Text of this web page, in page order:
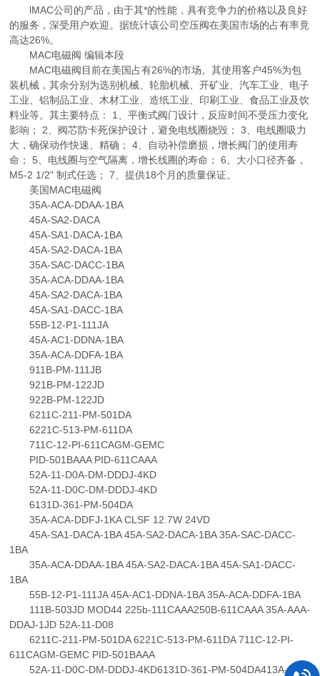
lMAC公司的产品，由于其*的性能，具有竞争力的价格以及良好
的服务，深受用户欢迎。据统计该公司空压阀在美国市场的占有率竟
高达26%。
MAC电磁阀 编辑本段
MAC电磁阀目前在美国占有26%的市场。其使用客户45%为包
装机械，其余分别为选别机械、轮胎机械、开矿业、汽车工业、电子
工业、铝制品工业、木材工业、造纸工业、印刷工业、食品工业及饮
料业等。其主要特点： 1、平衡式阀门设计，反应时间不受压力变化
影响； 2、阀芯防卡死保护设计，避免电线圈烧毁； 3、电线圈吸力
大，确保动作快速、精确； 4、自动补偿磨损，增长阀门的使用寿
命； 5、电线圈与空气隔离，增长线圈的寿命； 6、大小口径齐备，
M5-2 1/2" 制式任选； 7、提供18个月的质量保证。
美国MAC电磁阀
35A-ACA-DDAA-1BA
45A-SA2-DACA
45A-SA1-DACA-1BA
45A-SA2-DACA-1BA
35A-SAC-DACC-1BA
35A-ACA-DDAA-1BA
45A-SA2-DACA-1BA
45A-SA1-DACC-1BA
55B-12-P1-111JA
45A-AC1-DDNA-1BA
35A-ACA-DDFA-1BA
911B-PM-111JB
921B-PM-122JD
922B-PM-122JD
6211C-211-PM-501DA
6221C-513-PM-611DA
711C-12-PI-611CAGM-GEMC
PID-501BAAA PID-611CAAA
52A-11-D0A-DM-DDDJ-4KD
52A-11-D0C-DM-DDDJ-4KD
6131D-361-PM-504DA
35A-ACA-DDFJ-1KA CLSF 12.7W 24VD
45A-SA1-DACA-1BA 45A-SA2-DACA-1BA 35A-SAC-DACC-
1BA
35A-ACA-DDAA-1BA 45A-SA2-DACA-1BA 45A-SA1-DACC-
1BA
55B-12-P1-111JA 45A-AC1-DDNA-1BA 35A-ACA-DDFA-1BA
111B-503JD MOD44 225b-111CAAA250B-611CAAA 35A-AAA-
DDAJ-1JD 52A-11-D08
6211C-211-PM-501DA 6221C-513-PM-611DA 711C-12-PI-
611CAGM-GEMC PID-501BAAA
52A-11-D0C-DM-DDDJ-4KD6131D-361-PM-504DA413A-